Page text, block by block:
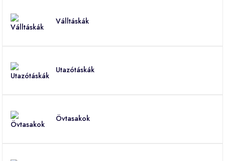
Válltáskák
Utazótáskák
Övtasakok